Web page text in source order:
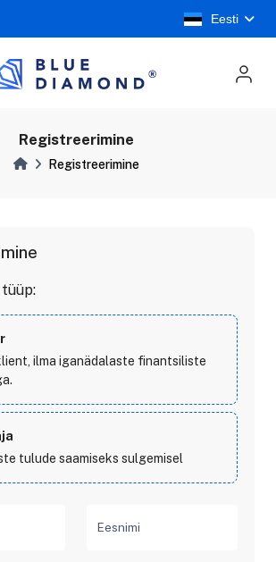
Eesti
Registreerimine
Registreerimine
ilma iganädalaste finantsiliste
tulude saamiseks sulgemisel
Eesnimi